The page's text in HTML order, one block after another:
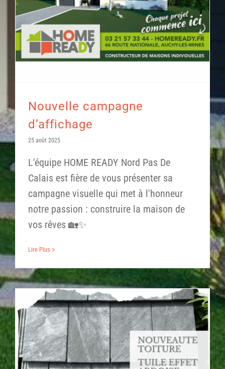
Nouvelle campagne
d’affichage
25 août 2025
L'équipe HOME READY Nord Pas De
Calais est fière de vous présenter sa
campagne visuelle qui met à l'honneur
notre passion : construire la maison de
vos rêves 🏡✨
Lire Plus